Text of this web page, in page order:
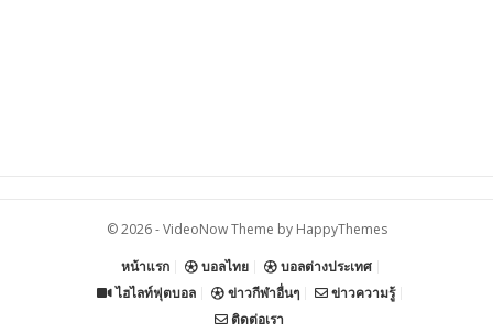
© 2026 -VideoNow Theme by HappyThemes
หน้าแรก
บอลไทย
บอลต่างประเทศ
ไฮไลท์ฟุตบอล
ข่าวกีฬาอื่นๆ
ข่าวความรู้
ติดต่อเรา